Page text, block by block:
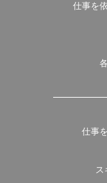
仕事を
仕事
ス